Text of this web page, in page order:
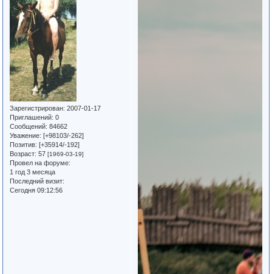
Зарегистрирован: 2007-01-17
Приглашений: 0
Сообщений: 84662
Уважение: [+98103/-262]
Позитив: [+35914/-192]
Возраст: 57[1969-03-19]
Провел на форуме:
1 год 3 месяца
Последний визит:
Сегодня 09:12:56